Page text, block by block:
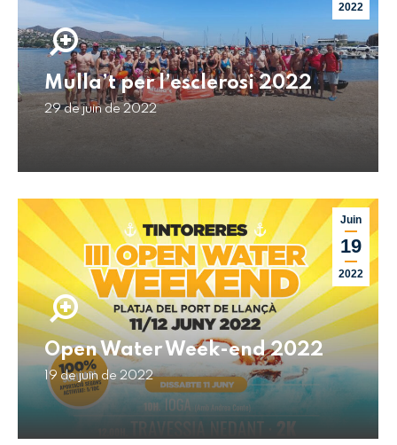
2022
Mulla’t per l’esclerosi 2022
29 de juin de 2022
Juin
19
2022
Open Water Week-end 2022
19 de juin de 2022